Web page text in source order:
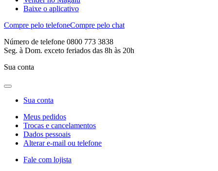
Baixe o aplicativo
Compre pelo telefoneCompre pelo chat
Número de telefone 0800 773 3838
Seg. à Dom. exceto feriados das 8h às 20h
Sua conta
Sua conta
Meus pedidos
Trocas e cancelamentos
Dados pessoais
Alterar e-mail ou telefone
Fale com lojista